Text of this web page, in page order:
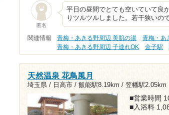
匿名
平日の昼間でとても空いていて良
りツルツルしました。若干狭いの
関連情報 青梅・あきる野周辺 美肌の湯 青梅・あ
青梅・あきる野周辺 子連れOK
金子駅
天然温泉 花鳥風月
埼玉県 / 日高市 / 飯能駅8.19km / 笠幡駅2.05km
■営業時間
■入浴料